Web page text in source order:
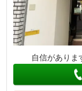
自信がありま